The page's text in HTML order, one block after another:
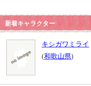
新着キャラクター
キシガワミライ
(和歌山県)